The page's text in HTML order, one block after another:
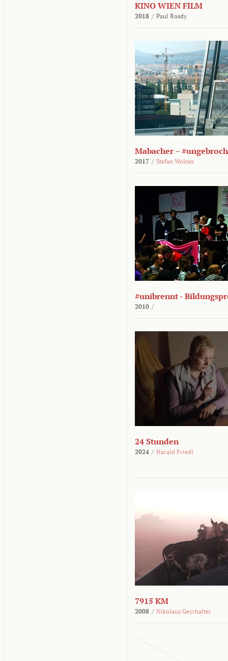
KINO WIEN FILM
2018 / Paul Rosdy
Mabacher –
2017 / Stefan Wolner
#unibrennt -
2010 /
24 Stunden
2024 / Harald Friedl
7915 KM
2008 / Nikolaus Geyrhalter